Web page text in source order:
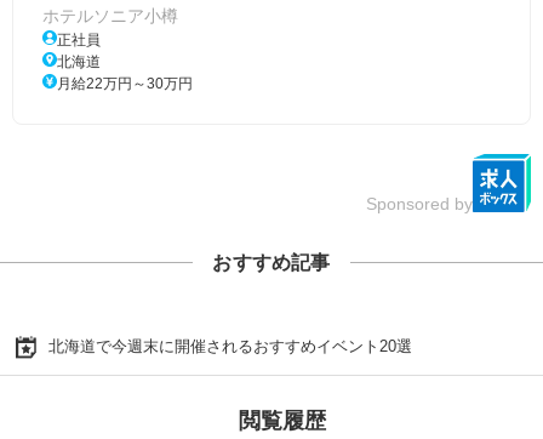
ホテルソニア小樽
正社員
北海道
月給22万円～30万円
Sponsored by
おすすめ記事
北海道で今週末に開催されるおすすめイベント20選
閲覧履歴